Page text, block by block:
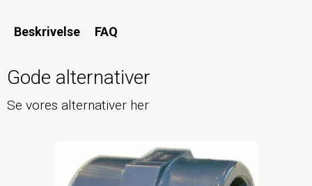
Beskrivelse FAQ
Gode alternativer
Se vores alternativer her